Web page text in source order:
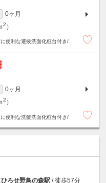
0ヶ月
2 ）
便利な選抜洗面化粧台付き/
0ヶ月
2 ）
便利な洗髪洗面化粧台付き/
ひろせ野鳥の森駅 / 徒歩57分